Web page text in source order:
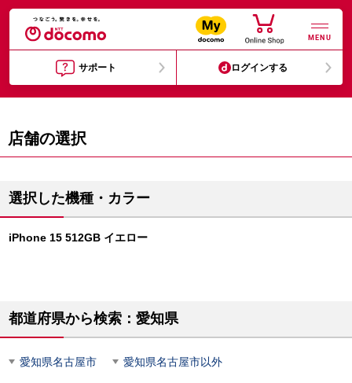
MENU
サポート ログインする
店舗の選択
選択した機種・カラー
iPhone 15 512GB イエロー
都道府県から検索：愛知県
愛知県名古屋市 愛知県名古屋市以外